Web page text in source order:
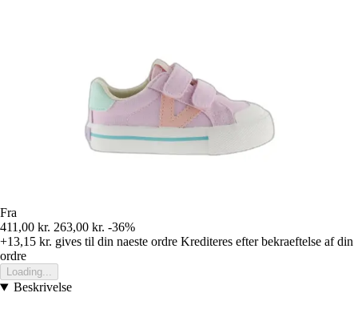
Fra
411,00 kr. 263,00 kr. -36%
+13,15 kr. gives til din naeste ordre Krediteres efter bekraeftelse af din
ordre
Loading...
Beskrivelse